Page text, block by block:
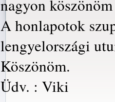
nagyon
A honlapotok
lengyelországi
Köszönöm.
Üdv. : Viki